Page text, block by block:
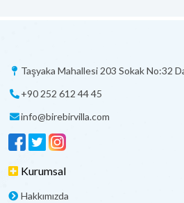
Taşyaka Mahallesi 203 Sokak No:32
+90 252 612 44 45
info@birebirvilla.com
Kurumsal
Hakkımızda